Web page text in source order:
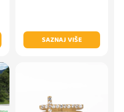
SAZNAJ VIŠE